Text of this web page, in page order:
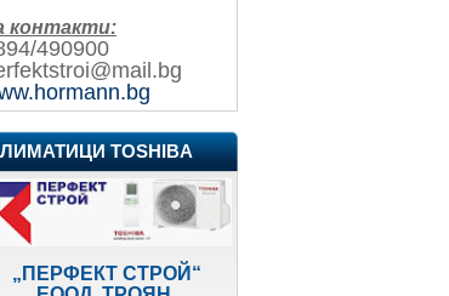
контакти:
490900
TOSHIBA
„ПЕРФЕКТ СТРОЙ“